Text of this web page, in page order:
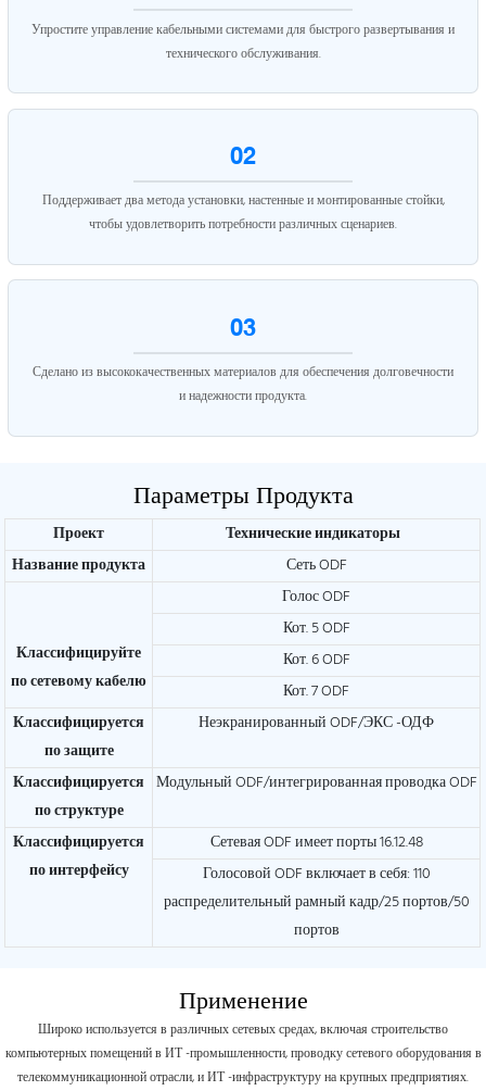
Упростите управление кабельными системами для быстрого развертывания и
технического обслуживания.
02
Поддерживает два метода установки, настенные и монтированные стойки,
чтобы удовлетворить потребности различных сценариев.
03
Сделано из высококачественных материалов для обеспечения долговечности
и надежности продукта.
Параметры Продукта
Проект
Технические индикаторы
Название продукта
Сеть ODF
Классифицируйте
по сетевому кабелю
Голос ODF
Кот. 5 ODF
Кот. 6 ODF
Кот. 7 ODF
Классифицируется
по защите
Неэкранированный ODF/ЭКС -ОДФ
Классифицируется
по структуре
Модульный ODF/интегрированная проводка ODF
Классифицируется
по интерфейсу
Сетевая ODF имеет порты 16.12.48
Голосовой ODF включает в себя: 110
распределительный рамный кадр/25 портов/50
портов
Применение
Широко используется в различных сетевых средах, включая строительство
компьютерных помещений в ИТ -промышленности, проводку сетевого оборудования в
телекоммуникационной отрасли, и ИТ -инфраструктуру на крупных предприятиях.